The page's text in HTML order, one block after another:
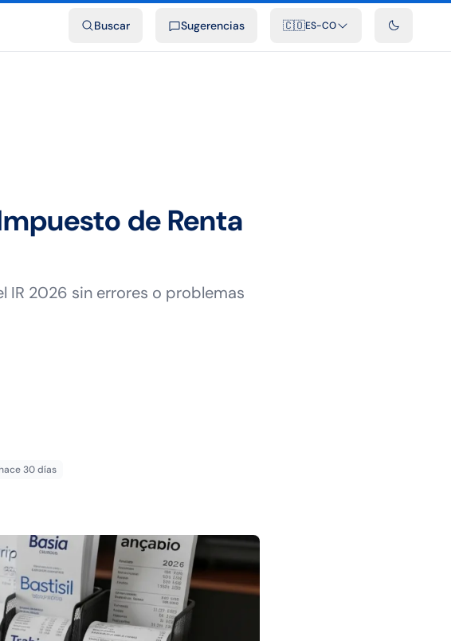
Tarifas oficialesPodcastVideosDesarrolladoresIntegracionesFAQ
Buscar Sugerencias 🇨🇴ES-CO
de Renta
IR 2026 sin errores o problemas
30 días